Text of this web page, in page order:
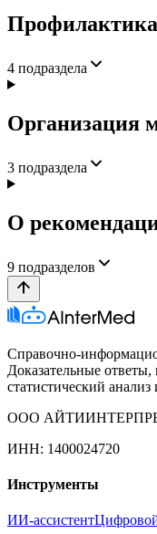
4 подраздела
Организация
3 подраздела
О
9 подразделов
Справочно-
Доказательные
статистический
ООО
ИНН: 1400024720
Инструменты
ИИ-ассистент